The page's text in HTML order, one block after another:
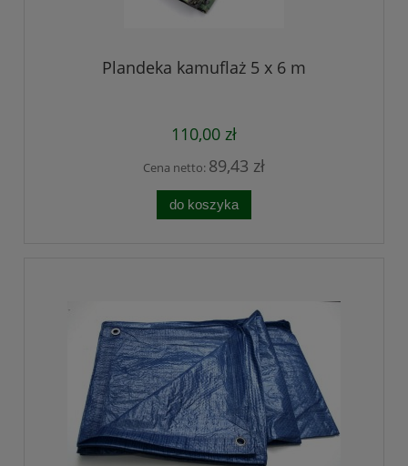
Plandeka kamuflaż 5 x 6 m
110,00 zł
Cena netto: 89,43 zł
do koszyka